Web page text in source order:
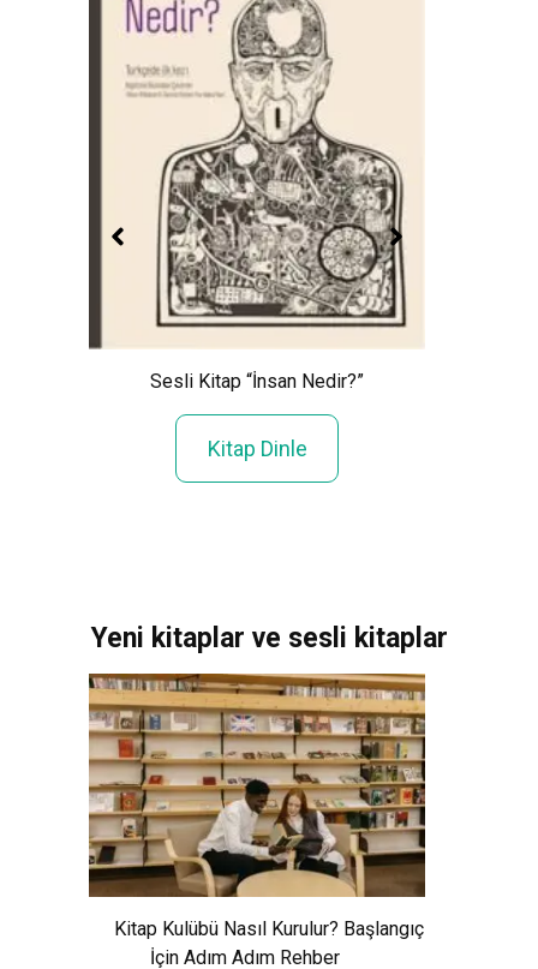
Sesli Kitap “İnsan Nedir?”
Kitap Dinle
Yeni kitaplar ve sesli kitaplar
Kitap Kulübü Nasıl Kurulur? Başlangıç
İçin Adım Adım Rehber